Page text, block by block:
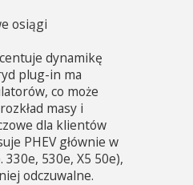
osiągi
dynamikę
plug-in ma
co może
masy i
dla klientów
PHEV głównie w
530e, X5 50e),
odczuwalne.